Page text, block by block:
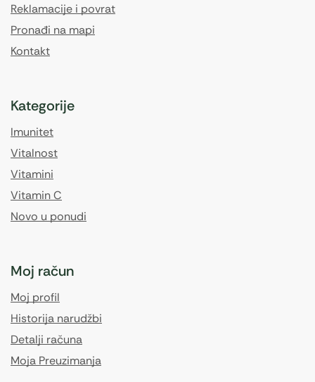
Reklamacije i povrat
Pronađi na mapi
Kontakt
Kategorije
Imunitet
Vitalnost
Vitamini
Vitamin C
Novo u ponudi
Moj račun
Moj profil
Historija narudžbi
Detalji računa
Moja Preuzimanja